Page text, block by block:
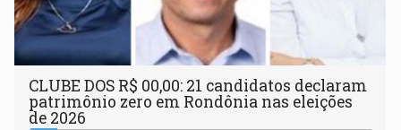
CLUBE DOS R$ 00,00: 21 candidatos declaram
patrimônio zero em Rondônia nas eleições
de 2026